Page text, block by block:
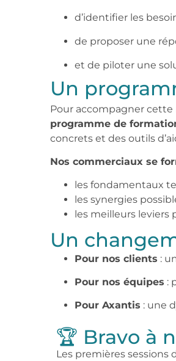
d’identifier les
de proposer une
et de piloter une
Un
Pour accompagner
programme de
concrets et des outils
Nos commerciaux se
les fondamentaux
les synergies
les meilleurs
Un
Pour nos clients :
Pour nos équipes :
Pour Axantis : une
🏆 Bravo à
Les premières